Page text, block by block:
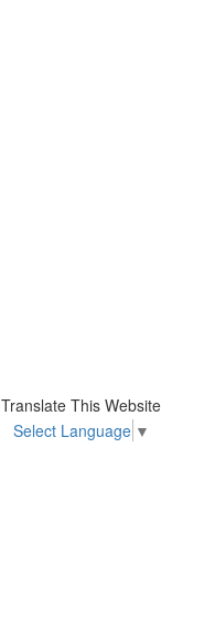
Translate This Website
Select Language ▼